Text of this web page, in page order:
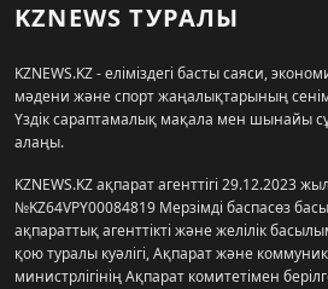
KZNEWS ТУРАЛЫ
KZNEWS.KZ - еліміздегі басты саяси,
мәдени және спорт жаңалықтарының
Үздік сараптамалық мақала мен шынайы
алаңы.
KZNEWS.KZ ақпарат агенттігі 29.12.2023
№KZ64VPY00084819 Мерзімді баспасөз
ақпараттық агенттікті және желілік
қою туралы куәлігі, Ақпарат және
министрлігінің Ақпарат комитетімен